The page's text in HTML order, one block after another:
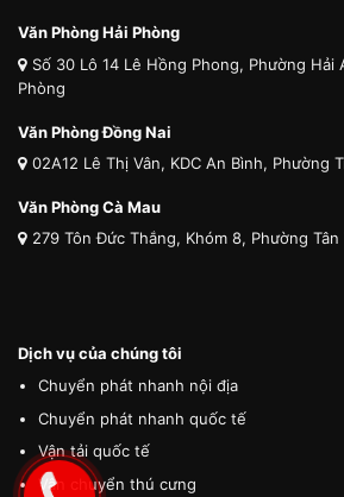
Văn Phòng Hải Phòng
Số 30 Lô 14 Lê Hồng Phong, Phường Hải
Phòng
Văn Phòng Đồng Nai
02A12 Lê Thị Vân, KDC An Bình, Phường
Văn Phòng Cà Mau
279 Tôn Đức Thắng, Khóm 8, Phường Tân
Dịch vụ của chúng tôi
Chuyển phát nhanh nội địa
Chuyển phát nhanh quốc tế
Vận tải quốc tế
Vận chuyển thú cưng